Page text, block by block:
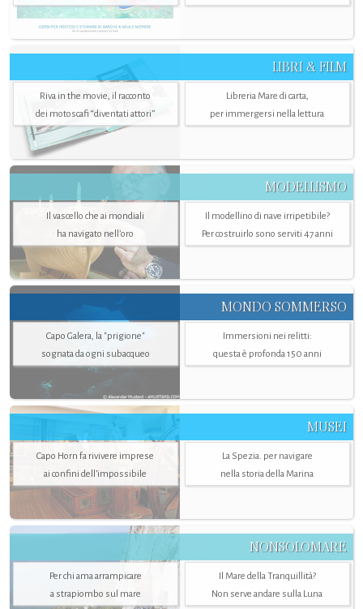
LIBRI & FILM
Riva in the movie, il racconto
dei motoscafi “diventati attori”
Libreria Mare di carta,
per immergersi nella lettura
MODELLISMO
Il vascello che ai mondiali
ha navigato nell’oro
Il modellino di nave irripetibile?
Per costruirlo sono serviti 47 anni
MONDO SOMMERSO
Capo Galera, la "prigione"
sognata da ogni subacqueo
Immersioni nei relitti:
questa è profonda 150 anni
MUSEI
Capo Horn fa rivivere imprese
ai confini dell’impossibile
La Spezia. per navigare
nella storia della Marina
NONSOLOMARE
Per chi ama arrampicare
a strapiombo sul mare
Il Mare della Tranquillità?
Non serve andare sulla Luna